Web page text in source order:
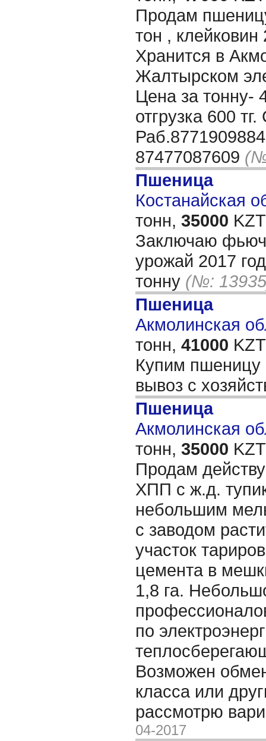
Продам
тон ,
Хранится в
Жалтырском
Цена за тонну-
отгрузка 600
87477087609
Пшеница
Костанайская
тонн, 35000
Заключаю
урожай 2017
тонну (№:
Пшеница
Акмолинская
тонн, 41000
Купим пшеницу
вывоз с
Пшеница
Акмолинская
тонн, 35000
Продам
ХПП с ж.д.
небольшим
с заводом
участок
цемента в
1,8 га.
по
Возможен
класса или
рассмотрю
04-2017